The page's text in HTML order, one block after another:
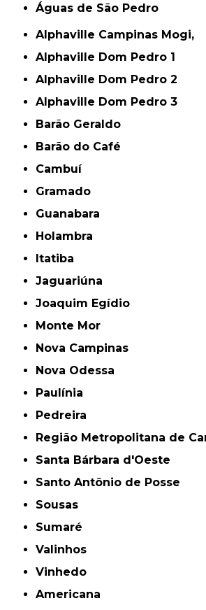
Águas de São Pedro
Alphaville Campinas Mogi,
Alphaville Dom Pedro 1
Alphaville Dom Pedro 2
Alphaville Dom Pedro 3
Barão Geraldo
Barão do Café
Cambuí
Gramado
Guanabara
Holambra
Itatiba
Jaguariúna
Joaquim Egídio
Monte Mor
Nova Campinas
Nova Odessa
Paulínia
Pedreira
Região Metropolitana de
Santa Bárbara d'Oeste
Santo Antônio de Posse
Sousas
Sumaré
Valinhos
Vinhedo
americana